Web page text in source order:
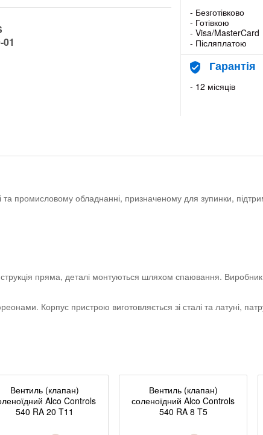
01
- Безготівково
- Готівкою
- Visa/MasterCard
- Післяплатою
Гарантія
- 12 місяців
промисловому обладнанні, призначеному для зупинки,
пряма, деталі монтуються шляхом спаювання.
Корпус пристрою виготовляється зі сталі та латуні,
Вентиль (клапан)
Alco Controls
540 RA 20 T11
Вентиль (клапан)
соленоїдний Alco Controls
540 RA 8 T5